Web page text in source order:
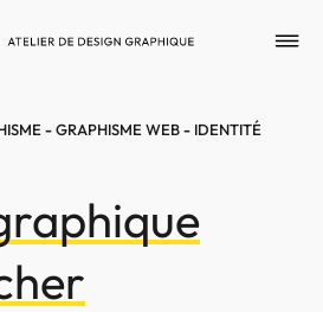
-GRAPHISME WEB- IDENTITÉ